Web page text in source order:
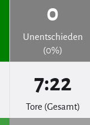
0
Unentschieden
(0%)
7:22
Tore (Gesamt)